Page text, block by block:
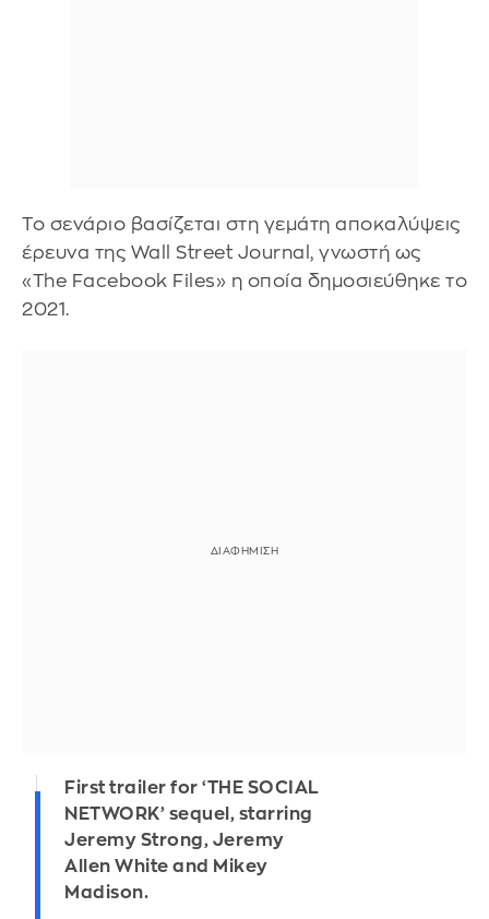
Το σενάριο βασίζεται στη γεμάτη αποκαλύψεις
έρευνα της Wall Street Journal, γνωστή ως
«The Facebook Files» η οποία δημοσιεύθηκε το
2021.
First trailer for ‘THE SOCIAL
NETWORK’ sequel, starring
Jeremy Strong, Jeremy
Allen White and Mikey
Madison.